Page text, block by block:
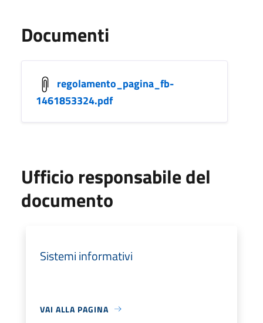
Documenti
regolamento_pagina_fb-
1461853324.pdf
Ufficio responsabile del
documento
Sistemi informativi
VAI ALLA PAGINA